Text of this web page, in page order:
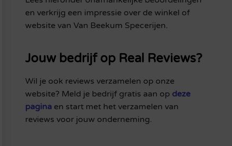
en verkrijg een impressie over de winkel of
website van Van Beekum Specerijen.
Jouw bedrijf op Real Reviews?
Wil je ook reviews verzamelen op onze
website? Meld je bedrijf gratis aan op deze
paginaen start met het verzamelen van
reviews voor jouw onderneming.